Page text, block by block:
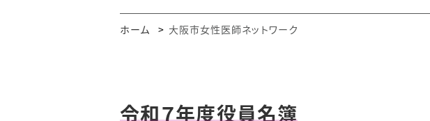
平成１９年度開催のシン
ポジウム
ホーム 大阪市女性医師ネットワーク
令和７年度役員名簿